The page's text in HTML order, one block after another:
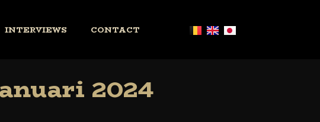
INTERVIEWS CONTACT
2024